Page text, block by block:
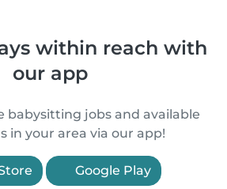
within reach with
our app
babysitting jobs and available
in your area via our app!
Google Play